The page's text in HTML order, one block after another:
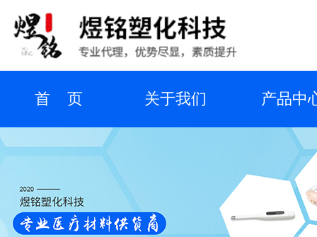
首 页 关于我们 产品中
新闻资
在线留言